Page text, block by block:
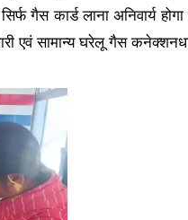
गैस कार्ड लाना अनिवार्य
एवं सामान्य घरेलू गैस